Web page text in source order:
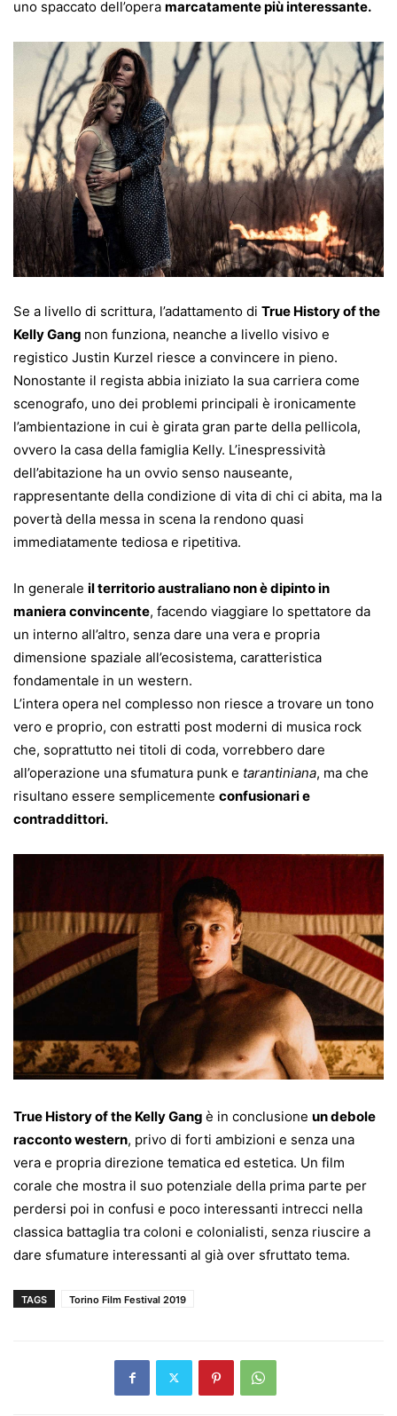
uno spaccato dell’opera marcatamente più interessante.
Se a livello di scrittura, l’adattamento di True History of the
Kelly Gang non funziona, neanche a livello visivo e
registico Justin Kurzel riesce a convincere in pieno.
Nonostante il regista abbia iniziato la sua carriera come
scenografo, uno dei problemi principali è ironicamente
l’ambientazione in cui è girata gran parte della pellicola,
ovvero la casa della famiglia Kelly. L’inespressività
dell’abitazione ha un ovvio senso nauseante,
rappresentante della condizione di vita di chi ci abita, ma la
povertà della messa in scena la rendono quasi
immediatamente tediosa e ripetitiva.
In generale il territorio australiano non è dipinto in
maniera convincente, facendo viaggiare lo spettatore da
un interno all’altro, senza dare una vera e propria
dimensione spaziale all’ecosistema, caratteristica
fondamentale in un western.
L’intera opera nel complesso non riesce a trovare un tono
vero e proprio, con estratti post moderni di musica rock
che, soprattutto nei titoli di coda, vorrebbero dare
all’operazione una sfumatura punk e tarantiniana, ma che
risultano essere semplicemente confusionari e
contraddittori.
True History of the Kelly Gang è in conclusione un debole
racconto western, privo di forti ambizioni e senza una
vera e propria direzione tematica ed estetica. Un film
corale che mostra il suo potenziale della prima parte per
perdersi poi in confusi e poco interessanti intrecci nella
classica battaglia tra coloni e colonialisti, senza riuscire a
dare sfumature interessanti al già over sfruttato tema.
TAGS Torino Film Festival 2019